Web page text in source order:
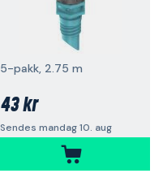
5-pakk, 2.75 m
43 kr
Sendes mandag 10. aug